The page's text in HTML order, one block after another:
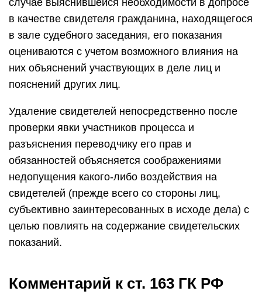
случае выяснившейся необходимости в допросе
в качестве свидетеля гражданина, находящегося
в зале судебного заседания, его показания
оцениваются с учетом возможного влияния на
них объяснений участвующих в деле лиц и
пояснений других лиц.
Удаление свидетелей непосредственно после
проверки явки участников процесса и
разъяснения переводчику его прав и
обязанностей объясняется соображениями
недопущения какого-либо воздействия на
свидетелей (прежде всего со стороны лиц,
субъективно заинтересованных в исходе дела) с
целью повлиять на содержание свидетельских
показаний.
Комментарий к ст. 163 ГК РФ